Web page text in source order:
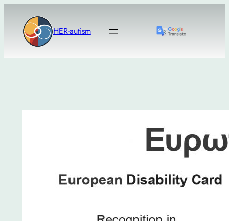
περιεχόμενο
HER-autism